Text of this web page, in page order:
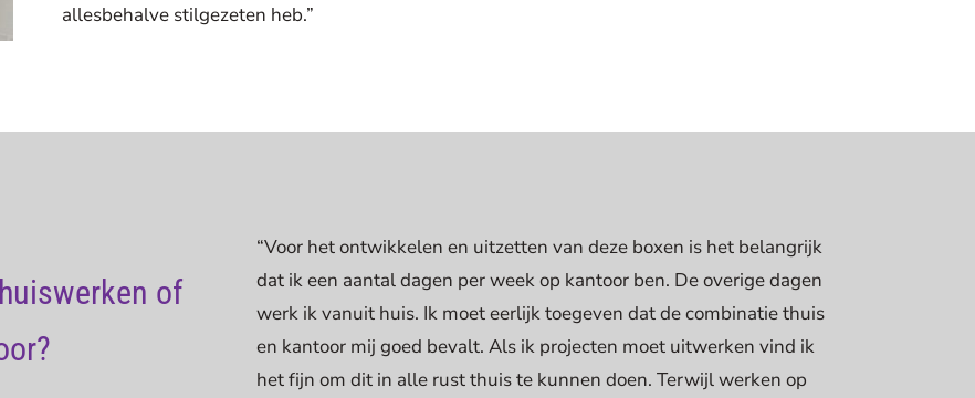
allesbehalve stilgezeten heb.”
of
“Voor het ontwikkelen en uitzetten van deze boxen is het belangrijk
dat ik een aantal dagen per week op kantoor ben. De overige dagen
werk ik vanuit huis. Ik moet eerlijk toegeven dat de combinatie thuis
en kantoor mij goed bevalt. Als ik projecten moet uitwerken vind ik
het fijn om dit in alle rust thuis te kunnen doen. Terwijl werken op